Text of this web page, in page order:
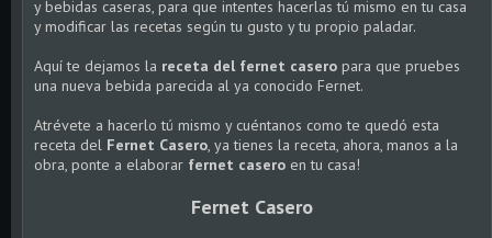
y bebidas caseras, para que intentes hacerlas tú mismo en tu casa
y modificar las recetas según tu gusto y tu propio paladar.
Aquí te dejamos la receta del fernet casero para que pruebes
una nueva bebida parecida al ya conocido Fernet.
Atrévete a hacerlo tú mismo y cuéntanos como te quedó esta
receta del Fernet Casero, ya tienes la receta, ahora, manos a la
obra, ponte a elaborar fernet casero en tu casa!
Fernet Casero